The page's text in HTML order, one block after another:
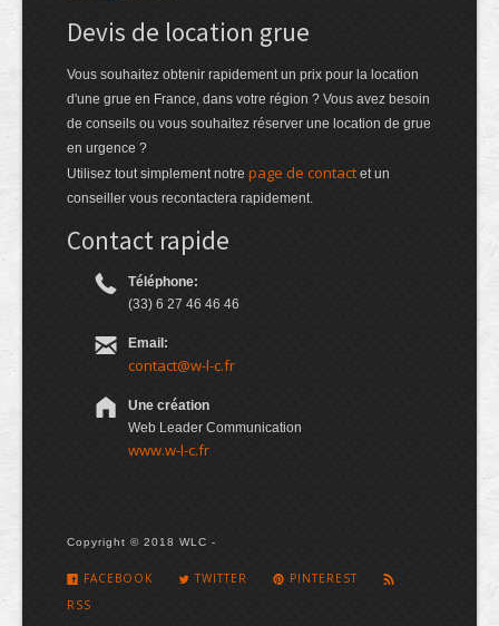
Devis de location grue
Vous souhaitez obtenir rapidement un prix pour la location
d'une grue en France, dans votre région ? Vous avez besoin
de conseils ou vous souhaitez réserver une location de grue
en urgence ?
Utilisez tout simplement notre page de contact et un
conseiller vous recontactera rapidement.
Contact rapide
Téléphone:
(33) 6 27 46 46 46
Email:
contact@w-l-c.fr
Une création
Web Leader Communication
www.w-l-c.fr
Copyright © 2018 WLC -
FACEBOOK TWITTER
PINTEREST
RSS